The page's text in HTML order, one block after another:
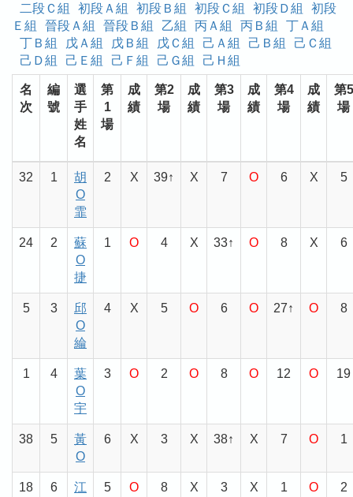
二段Ｃ組
初段Ａ組 初段Ｂ組 初段Ｃ組 初段Ｄ組
初段
Ｅ組
晉段Ａ組 晉段Ｂ組 乙組 丙Ａ組 丙Ｂ組
丁Ａ組
丁Ｂ組
戊Ａ組 戊Ｂ組 戊Ｃ組 己Ａ組 己Ｂ組
己Ｃ組
己Ｄ組
己Ｅ組 己Ｆ組 己Ｇ組 己Ｈ組
名
次
編
號
選
手
姓
名
第
1
場
成
績
第2
場
成
績
第3
場
成
績
第4
場
成
績
第5
場
32 1
胡
O
霏
2 X 39↑ X 7 O 6 X 5
24 2
蘇
O
捷
1 O 4 X 33↑ O 8 X 6
5 3
邱
O
綸
4 X 5 O 6 O 27↑ O 8
1 4
葉
O
宇
3 O 2 O 8 O 12 O 19
38 5
黃
O
6 X 3 X 38↑ X 7 O 1
18 6
江
5 O 8 X 3 X 1 O 2